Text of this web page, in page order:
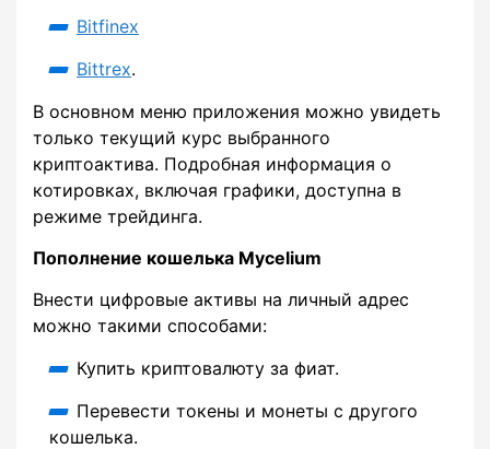
Bitfinex
Bittrex.
В основном меню приложения можно увидеть
только текущий курс выбранного
криптоактива. Подробная информация о
котировках, включая графики, доступна в
режиме трейдинга.
Пополнение кошелька Mycelium
Внести цифровые активы на личный адрес
можно такими способами:
Купить криптовалюту за фиат.
Перевести токены и монеты с другого
кошелька.